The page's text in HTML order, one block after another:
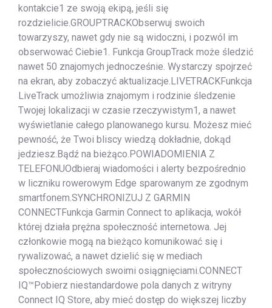
kontakcie1 ze swoją ekipą, jeśli się
rozdzielicie.GROUPTRACKObserwuj swoich
towarzyszy, nawet gdy nie są widoczni, i pozwól im
obserwować Ciebie1. Funkcja GroupTrack może śledzić
nawet 50 znajomych jednocześnie. Wystarczy spojrzeć
na ekran, aby zobaczyć aktualizacje.LIVETRACKFunkcja
LiveTrack umożliwia znajomym i rodzinie śledzenie
Twojej lokalizacji w czasie rzeczywistym1, a nawet
wyświetlanie całego planowanego kursu. Możesz mieć
pewność, że Twoi bliscy wiedzą dokładnie, dokąd
jedziesz.Bądź na bieżąco.POWIADOMIENIA Z
TELEFONUOdbieraj wiadomości i alerty bezpośrednio
w liczniku rowerowym Edge sparowanym ze zgodnym
smartfonem.SYNCHRONIZUJ Z GARMIN
CONNECTFunkcja Garmin Connect to aplikacja, wokół
której działa prężna społeczność internetowa. Jej
członkowie mogą na bieżąco komunikować się i
rywalizować, a nawet dzielić się w mediach
społecznościowych swoimi osiągnięciami.CONNECT
IQ™Pobierz niestandardowe pola danych z witryny
Connect IQ Store, aby mieć dostęp do większej liczby